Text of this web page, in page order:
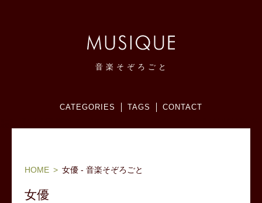
音 楽 そ ぞ ろ ご と
CATEGORIES TAGS CONTACT
HOME 女優 - 音楽そぞろごと
女優